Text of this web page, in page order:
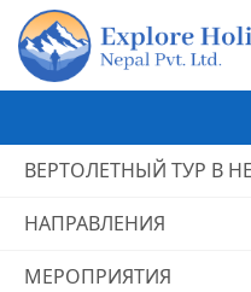
ВЕРТОЛЕТНЫЙ ТУР В
НАПРАВЛЕНИЯ
МЕРОПРИЯТИЯ